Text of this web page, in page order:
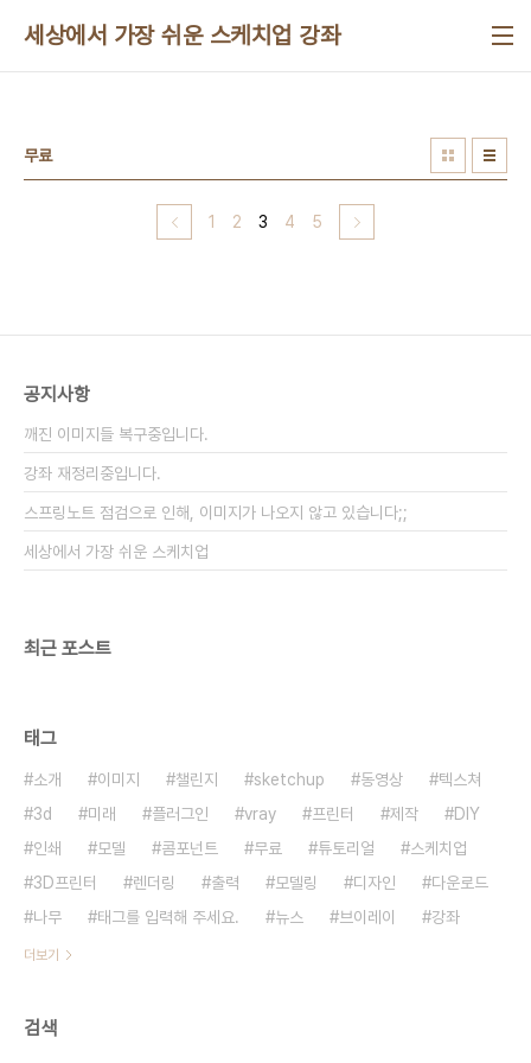
세상에서 가장 쉬운 스케치업 강좌
무료
1 2 3 4 5
공지사항
깨진 이미지들 복구중입니다.
강좌 재정리중입니다.
스프링노트 점검으로 인해, 이미지가 나오지 않고 있습니다;;
세상에서 가장 쉬운 스케치업
최근 포스트
태그
소개 이미지 챌린지 sketchup 동영상
텍스쳐
3d
미래 플러그인 vray 프린터 제작
DIY
인쇄
모델 콤포넌트 무료 튜토리얼
스케치업
3D프린터
렌더링 출력 모델링 디자인
다운로드
나무
태그를 입력해 주세요. 뉴스 브이레이 강좌
더보기
검색